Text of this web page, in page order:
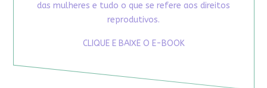
das mulheres e tudo o que se refere aos direitos
reprodutivos.
CLIQUE E BAIXE O E-BOOK